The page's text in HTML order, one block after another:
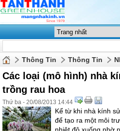
Thông Tin Thông Tin
Các loại (mô hình) nhà
trồng rau hoa
Thứ ba - 20/08/2013 14:44
Kể từ khi nhà kính
để tạo ra một môi